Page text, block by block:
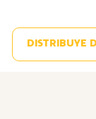
DISTRIBUYE